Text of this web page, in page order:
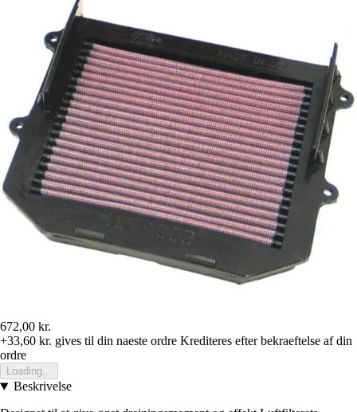
672,00 kr.
+33,60 kr. gives til din naeste ordre Krediteres efter bekraeftelse af din
ordre
Loading...
Beskrivelse